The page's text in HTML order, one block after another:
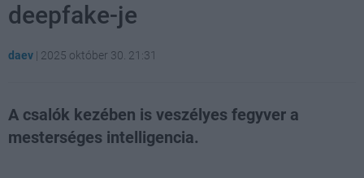
deepfake-je
daev | 2025 október 30. 21:31
A csalók kezében is veszélyes fegyver a
mesterséges intelligencia.